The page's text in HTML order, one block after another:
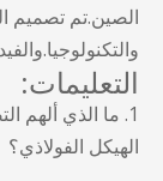
الصين.تم تصميم
التعليمات:
1. ما الذي ألهم
الهيكل الفولاذي؟